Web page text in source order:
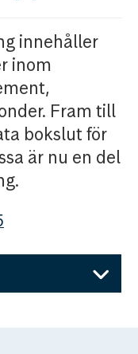
innehåller
inom
Fram till
bokslut för
är nu en del